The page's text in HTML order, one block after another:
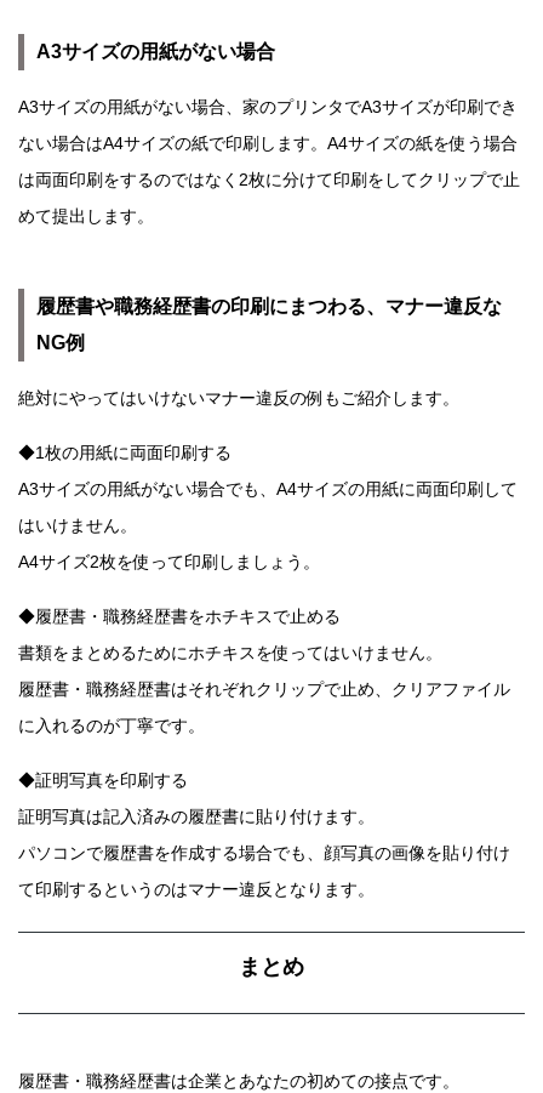
A3サイズの用紙がない場合
A3サイズの用紙がない場合、家のプリンタでA3サイズが印刷でき
ない場合はA4サイズの紙で印刷します。A4サイズの紙を使う場合
は両面印刷をするのではなく2枚に分けて印刷をしてクリップで止
めて提出します。
履歴書や職務経歴書の印刷にまつわる、マナー違反な
NG例
絶対にやってはいけないマナー違反の例もご紹介します。
◆1枚の用紙に両面印刷する
A3サイズの用紙がない場合でも、A4サイズの用紙に両面印刷して
はいけません。
A4サイズ2枚を使って印刷しましょう。
◆履歴書・職務経歴書をホチキスで止める
書類をまとめるためにホチキスを使ってはいけません。
履歴書・職務経歴書はそれぞれクリップで止め、クリアファイル
に入れるのが丁寧です。
◆証明写真を印刷する
証明写真は記入済みの履歴書に貼り付けます。
パソコンで履歴書を作成する場合でも、顔写真の画像を貼り付け
て印刷するというのはマナー違反となります。
まとめ
履歴書・職務経歴書は企業とあなたの初めての接点です。